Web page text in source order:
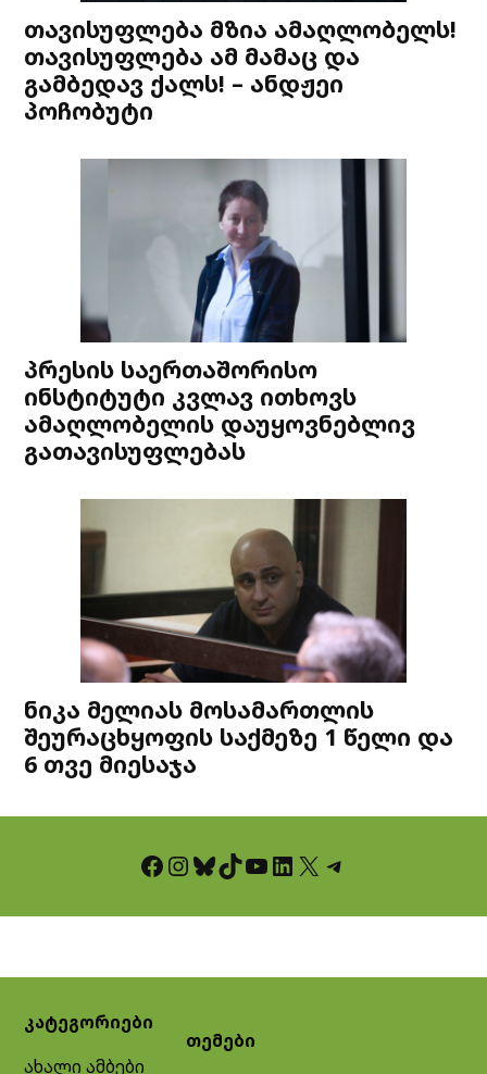
თავისუფლება მზია ამაღლობელს!
თავისუფლება ამ მამაც და
გამბედავ ქალს! – ანდჟეი
პოჩობუტი
პრესის საერთაშორისო
ინსტიტუტი კვლავ ითხოვს
ამაღლობელის დაუყოვნებლივ
გათავისუფლებას
ნიკა მელიას მოსამართლის
შეურაცხყოფის საქმეზე 1 წელი და
6 თვე მიესაჯა
Facebook InstagramBluesky TikTok YouTube LinkedIn X Telegram
კატეგორიები
ახალი ამბები
თემები